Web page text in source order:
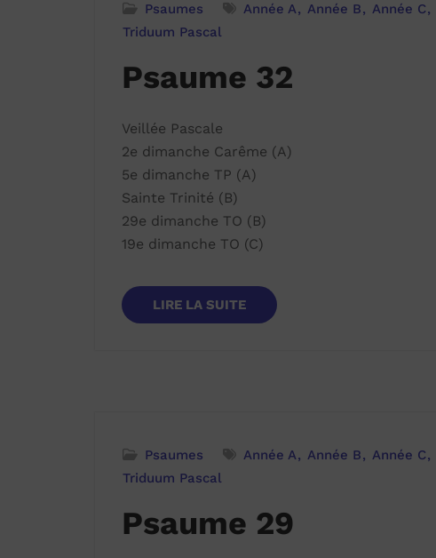
Psaumes Année A Année B Année C
Triduum Pascal
Psaume 32
Veillée Pascale
2e dimanche Carême (A)
5e dimanche TP (A)
Sainte Trinité (B)
29e dimanche TO (B)
19e dimanche TO (C)
LIRE LA SUITE
Psaumes Année A Année B Année C
Triduum Pascal
Psaume 29